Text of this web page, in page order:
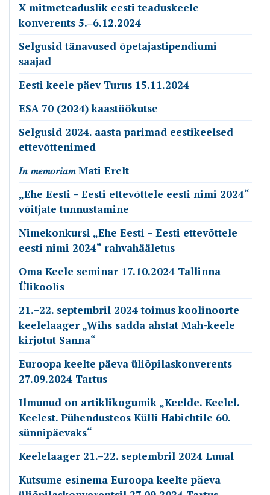
X mitmeteaduslik eesti teaduskeele
konverents 5.‒6.12.2024
Selgusid tänavused õpetajastipendiumi
saajad
Eesti keele päev Turus 15.11.2024
ESA 70 (2024) kaastöökutse
Selgusid 2024. aasta parimad eestikeelsed
ettevõttenimed
𝐼𝑛 𝑚𝑒𝑚𝑜𝑟𝑖𝑎𝑚 Mati Erelt
„Ehe Eesti – Eesti ettevõttele eesti nimi 2024“
võitjate tunnustamine
Nimekonkursi „Ehe Eesti – Eesti ettevõttele
eesti nimi 2024“ rahvahääletus
Oma Keele seminar 17.10.2024 Tallinna
Ülikoolis
21.–22. septembril 2024 toimus koolinoorte
keelelaager „Wihs sadda ahstat Mah-keele
kirjotut Sanna“
Euroopa keelte päeva üliõpilaskonverents
27.09.2024 Tartus
Ilmunud on artiklikogumik „Keelde. Keelel.
Keelest. Pühendusteos Külli Habichtile 60.
sünnipäevaks“
Keelelaager 21.–22. septembril 2024 Luual
Kutsume esinema Euroopa keelte päeva